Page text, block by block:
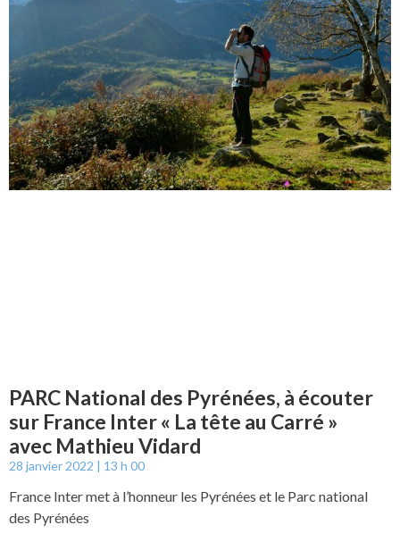
PARC National des Pyrénées, à écouter
sur France Inter « La tête au Carré »
avec Mathieu Vidard
28 janvier 2022 13 h 00
France Inter met à l’honneur les Pyrénées et le Parc national
des Pyrénées